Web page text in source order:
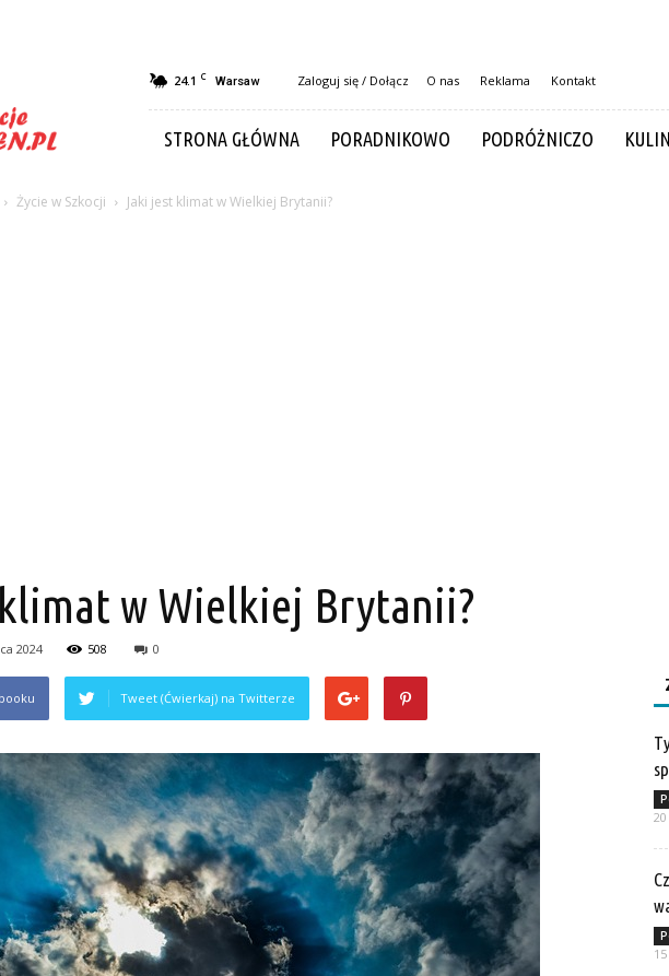
24.1 C Warsaw Zaloguj się / Dołącz O nas Reklama Kontakt
STRONA GŁÓWNA PORADNIKOWO PODRÓŻNICZO
Życie w Szkocji Jaki jest klimat w Wielkiej Brytanii?
w Wielkiej Brytanii?
2024 508 0
Tweet (Ćwierkaj) na Twitterze